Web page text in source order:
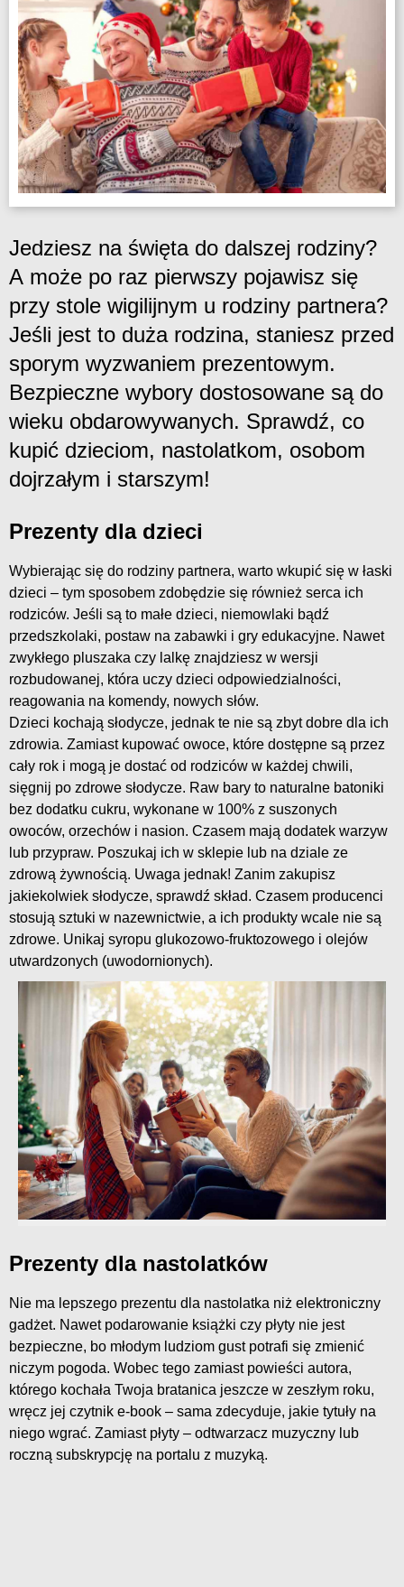
Jedziesz na święta do dalszej rodziny?
A może po raz pierwszy pojawisz się
przy stole wigilijnym u rodziny partnera?
Jeśli jest to duża rodzina, staniesz przed
sporym wyzwaniem prezentowym.
Bezpieczne wybory dostosowane są do
wieku obdarowywanych. Sprawdź, co
kupić dzieciom, nastolatkom, osobom
dojrzałym i starszym!
Prezenty dla dzieci
Wybierając się do rodziny partnera, warto wkupić się w łaski
dzieci – tym sposobem zdobędzie się również serca ich
rodziców. Jeśli są to małe dzieci, niemowlaki bądź
przedszkolaki, postaw na zabawki i gry edukacyjne. Nawet
zwykłego pluszaka czy lalkę znajdziesz w wersji
rozbudowanej, która uczy dzieci odpowiedzialności,
reagowania na komendy, nowych słów.
Dzieci kochają słodycze, jednak te nie są zbyt dobre dla ich
zdrowia. Zamiast kupować owoce, które dostępne są przez
cały rok i mogą je dostać od rodziców w każdej chwili,
sięgnij po zdrowe słodycze. Raw bary to naturalne batoniki
bez dodatku cukru, wykonane w 100% z suszonych
owoców, orzechów i nasion. Czasem mają dodatek warzyw
lub przypraw. Poszukaj ich w sklepie lub na dziale ze
zdrową żywnością. Uwaga jednak! Zanim zakupisz
jakiekolwiek słodycze, sprawdź skład. Czasem producenci
stosują sztuki w nazewnictwie, a ich produkty wcale nie są
zdrowe. Unikaj syropu glukozowo-fruktozowego i olejów
utwardzonych (uwodornionych).
Prezenty dla nastolatków
Nie ma lepszego prezentu dla nastolatka niż elektroniczny
gadżet. Nawet podarowanie książki czy płyty nie jest
bezpieczne, bo młodym ludziom gust potrafi się zmienić
niczym pogoda. Wobec tego zamiast powieści autora,
którego kochała Twoja bratanica jeszcze w zeszłym roku,
wręcz jej czytnik e-book – sama zdecyduje, jakie tytuły na
niego wgrać. Zamiast płyty – odtwarzacz muzyczny lub
roczną subskrypcję na portalu z muzyką.